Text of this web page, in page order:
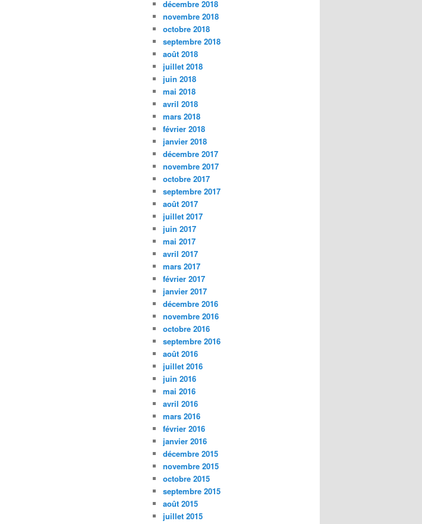
décembre 2018
novembre 2018
octobre 2018
septembre 2018
août 2018
juillet 2018
juin 2018
mai 2018
avril 2018
mars 2018
février 2018
janvier 2018
décembre 2017
novembre 2017
octobre 2017
septembre 2017
août 2017
juillet 2017
juin 2017
mai 2017
avril 2017
mars 2017
février 2017
janvier 2017
décembre 2016
novembre 2016
octobre 2016
septembre 2016
août 2016
juillet 2016
juin 2016
mai 2016
avril 2016
mars 2016
février 2016
janvier 2016
décembre 2015
novembre 2015
octobre 2015
septembre 2015
août 2015
juillet 2015